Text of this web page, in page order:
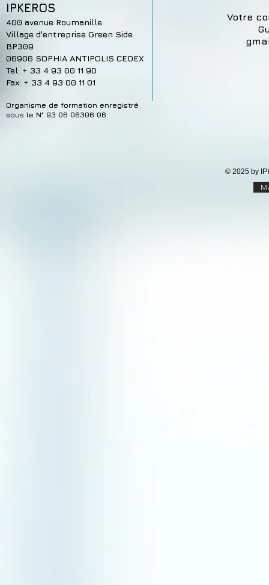
IPKEROS
400 avenue Roumanille
Village d'entreprise Green Side
BP309
06906 SOPHIA ANTIPOLIS CEDEX
Tel: + 33 4 93 00 11 90
Fax: + 33 4 93 00 11 01
Organisme de formation enregistré
sous le N° 93 06 06306 06
Votre
© 2025 by